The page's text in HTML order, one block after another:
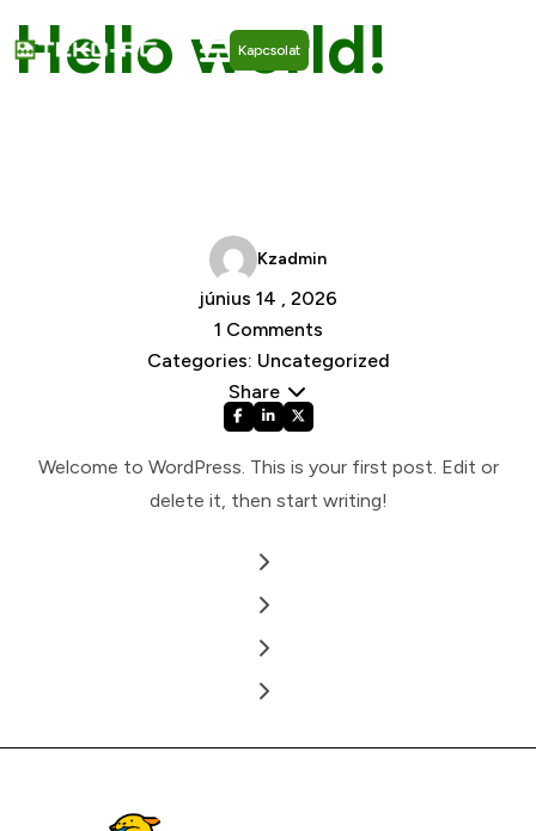
Kapcsolat
Hello world!
Kzadmin
június 14 , 2026
1 Comments
Categories: Uncategorized
Share
Welcome to WordPress. This is your first post. Edit or
delete it, then start writing!